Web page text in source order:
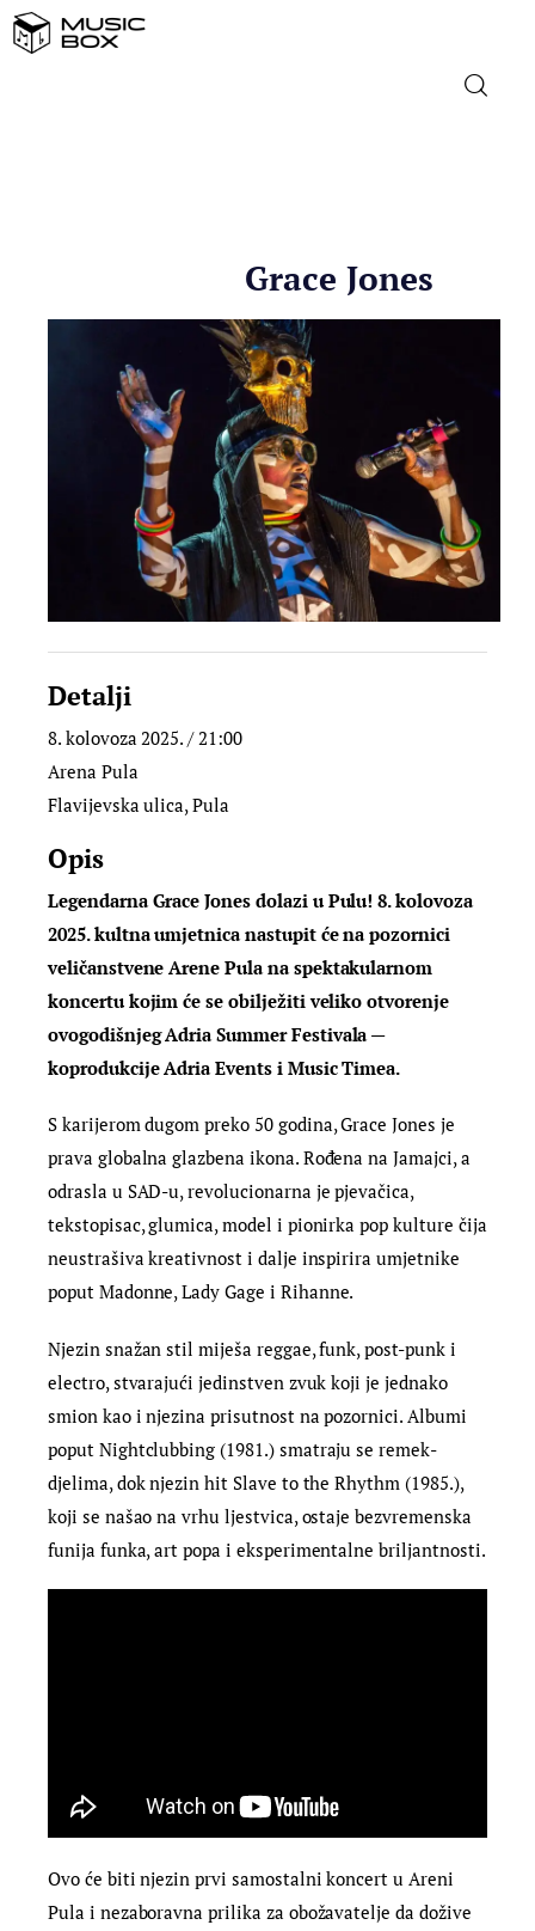
STRANA GLAZBA
MUSIC BOX
Grace Jones
Detalji
8. kolovoza 2025. / 21:00
Arena Pula
Flavijevska ulica, Pula
Opis
Legendarna Grace Jones dolazi u Pulu! 8. kolovoza
2025. kultna umjetnica nastupit će na pozornici
veličanstvene Arene Pula na spektakularnom
koncertu kojim će se obilježiti veliko otvorenje
ovogodišnjeg Adria Summer Festivala —
koprodukcije Adria Events i Music Timea.
S karijerom dugom preko 50 godina, Grace Jones je
prava globalna glazbena ikona. Rođena na Jamajci, a
odrasla u SAD-u, revolucionarna je pjevačica,
tekstopisac, glumica, model i pionirka pop kulture čija
neustrašiva kreativnost i dalje inspirira umjetnike
poput Madonne, Lady Gage i Rihanne.
Njezin snažan stil miješa reggae, funk, post-punk i
electro, stvarajući jedinstven zvuk koji je jednako
smion kao i njezina prisutnost na pozornici. Albumi
poput Nightclubbing (1981.) smatraju se remek-
djelima, dok njezin hit Slave to the Rhythm (1985.),
koji se našao na vrhu ljestvica, ostaje bezvremenska
funija funka, art popa i eksperimentalne briljantnosti.
Ovo će biti njezin prvi samostalni koncert u Areni
Pula i nezaboravna prilika za obožavatelje da dožive